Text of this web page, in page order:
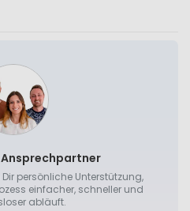
persönliche Unterstützung,
einfacher, schneller und
abläuft.